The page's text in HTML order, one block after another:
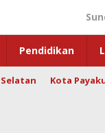
Pendidikan
Kota